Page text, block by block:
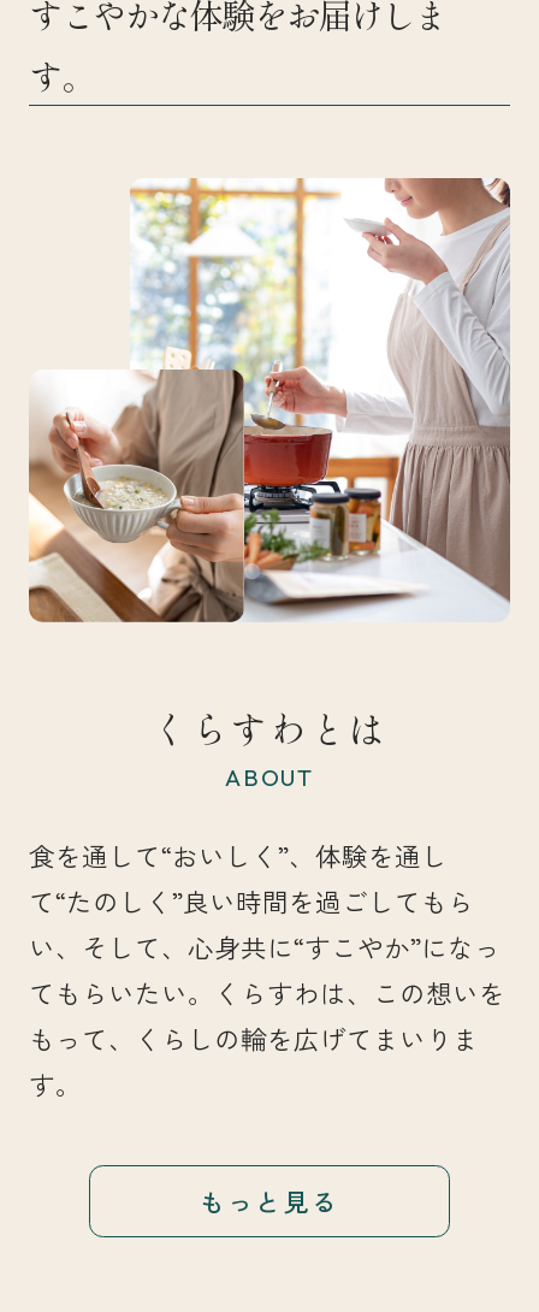
すこやかな体験をお届けしま
す。
くらすわとは
ABOUT
食を通して“おいしく”、体験を通し
て“たのしく”良い時間を過ごしてもら
い、そして、心身共に“すこやか”になっ
てもらいたい。くらすわは、この想いを
もって、くらしの輪を広げてまいりま
す。
もっと見る